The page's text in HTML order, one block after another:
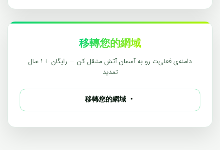
移轉您的網域
دامنه‌ی فعلی‌ت رو به آسمان آتش منتقل کن — رایگان + ۱ سال
تمدید